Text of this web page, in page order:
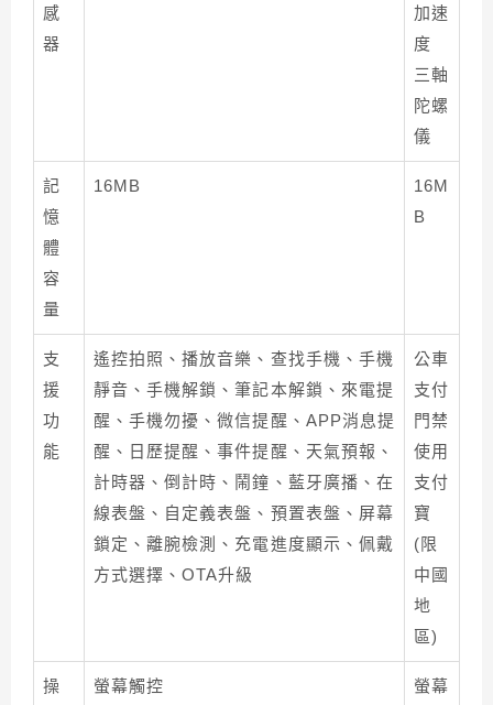
感
器
加速
度
三軸
陀螺
儀
記
憶
體
容
量
16MB
16M
B
支
援
功
能
遙控拍照、播放音樂、查找手機、手機
靜音、手機解鎖、筆記本解鎖、來電提
醒、手機勿擾、微信提醒、APP消息提
醒、日歷提醒、事件提醒、天氣預報、
計時器、倒計時、鬧鐘、藍牙廣播、在
線表盤、自定義表盤、預置表盤、屏幕
鎖定、離腕檢測、充電進度顯示、佩戴
方式選擇、OTA升級
公車
支付
門禁
使用
支付
寶
(限
中國
地
區)
操
螢幕觸控
螢幕